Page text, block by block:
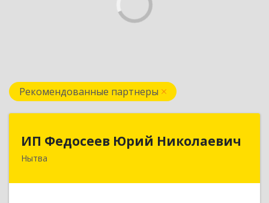
Рекомендованные партнеры
ИП Федосеев Юрий Николаевич
Нытва
ИП Федосеев Юрий Николаевич